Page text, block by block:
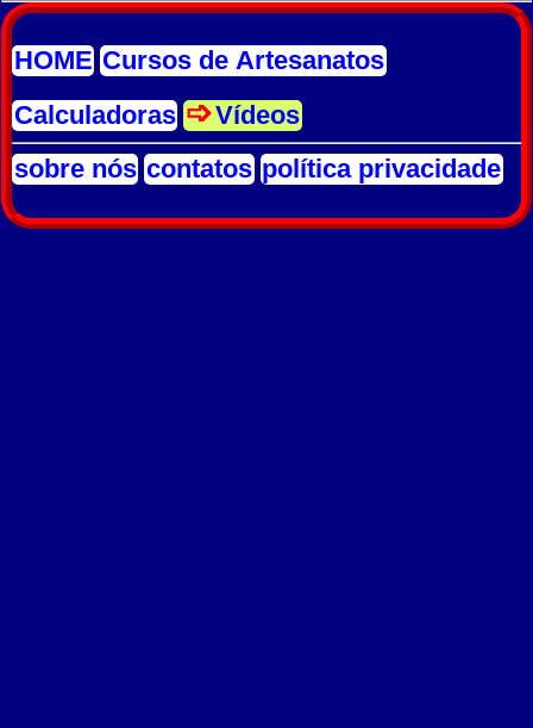
HOME Cursos de Artesanatos
Calculadoras
Vídeos
sobre nós contatos política privacidade